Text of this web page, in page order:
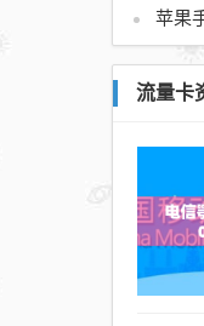
苹果
流量卡